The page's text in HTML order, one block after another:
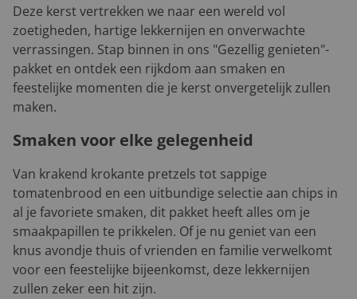
Deze kerst vertrekken we naar een wereld vol
zoetigheden, hartige lekkernijen en onverwachte
verrassingen. Stap binnen in ons "Gezellig genieten"-
pakket en ontdek een rijkdom aan smaken en
feestelijke momenten die je kerst onvergetelijk zullen
maken.
Smaken voor elke gelegenheid
Van krakend krokante pretzels tot sappige
tomatenbrood en een uitbundige selectie aan chips in
al je favoriete smaken, dit pakket heeft alles om je
smaakpapillen te prikkelen. Of je nu geniet van een
knus avondje thuis of vrienden en familie verwelkomt
voor een feestelijke bijeenkomst, deze lekkernijen
zullen zeker een hit zijn.